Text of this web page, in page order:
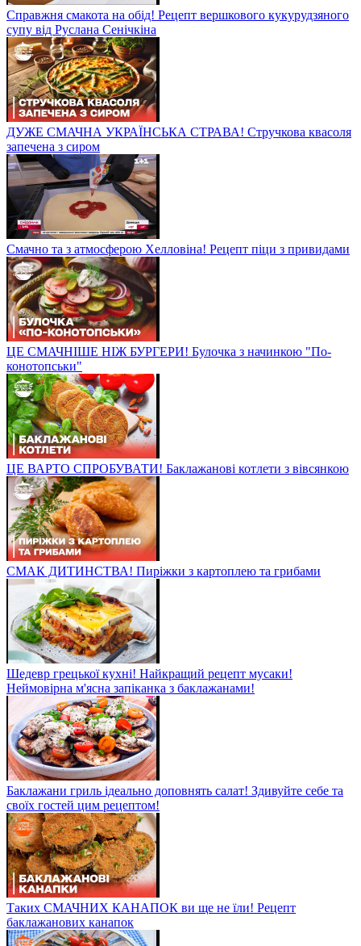
Справжня смакота на обід! Рецепт вершкового кукурудзяного
супу від Руслана Сенічкіна
ДУЖЕ СМАЧНА УКРАЇНСЬКА СТРАВА! Стручкова квасоля
запечена з сиром
Смачно та з атмосферою Хелловіна! Рецепт піци з привидами
ЦЕ СМАЧНІШЕ НІЖ БУРГЕРИ! Булочка з начинкою "По-
конотопськи"
ЦЕ ВАРТО СПРОБУВАТИ! Баклажанові котлети з вівсянкою
СМАК ДИТИНСТВА! Пиріжки з картоплею та грибами
Шедевр грецької кухні! Найкращий рецепт мусаки!
Неймовірна м'ясна запіканка з баклажанами!
Баклажани гриль ідеально доповнять салат! Здивуйте себе та
своїх гостей цим рецептом!
Таких СМАЧНИХ КАНАПОК ви ще не їли! Рецепт
баклажанових канапок